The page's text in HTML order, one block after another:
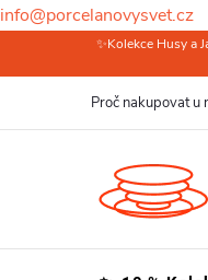
info@porcelanovysvet.cz
na
✨Kolekce Husy a
Proč nakupovat u